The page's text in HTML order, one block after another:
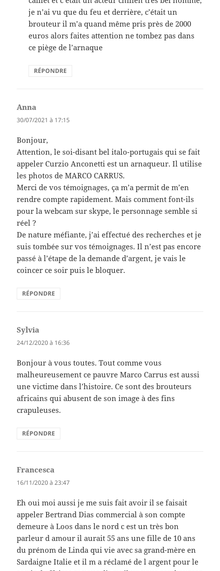
je n’ai vu que du feu et derrière, c’était un
brouteur il m’a quand même pris près de 2000
euros alors faites attention ne tombez pas dans
ce piège de l’arnaque
RÉPONDRE
Anna
30/07/2021 à 17:15
Bonjour,
Attention, le soi-disant bel italo-portugais qui se fait
appeler Curzio Anconetti est un arnaqueur. Il utilise
les photos de MARCO CARRUS.
Merci de vos témoignages, ça m’a permit de m’en
rendre compte rapidement. Mais comment font-ils
pour la webcam sur skype, le personnage semble si
réel ?
De nature méfiante, j’ai effectué des recherches et je
suis tombée sur vos témoignages. Il n’est pas encore
passé à l’étape de la demande d’argent, je vais le
coincer ce soir puis le bloquer.
RÉPONDRE
Sylvia
24/12/2020 à 16:36
Bonjour à vous toutes. Tout comme vous
malheureusement ce pauvre Marco Carrus est aussi
une victime dans l’histoire. Ce sont des brouteurs
africains qui abusent de son image à des fins
crapuleuses.
RÉPONDRE
Francesca
16/11/2020 à 23:47
Eh oui moi aussi je me suis fait avoir il se faisait
appeler Bertrand Dias commercial à son compte
demeure à Loos dans le nord c est un très bon
parleur d amour il aurait 55 ans une fille de 10 ans
du prénom de Linda qui vie avec sa grand-mère en
Sardaigne Italie et il m a réclamé de l argent pour le